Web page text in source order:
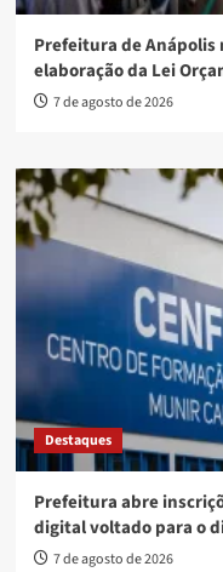
Prefeitura de Anápolis
elaboração da Lei
7 de agosto de 2026
Destaques
Prefeitura abre
digital voltado para o
7 de agosto de 2026